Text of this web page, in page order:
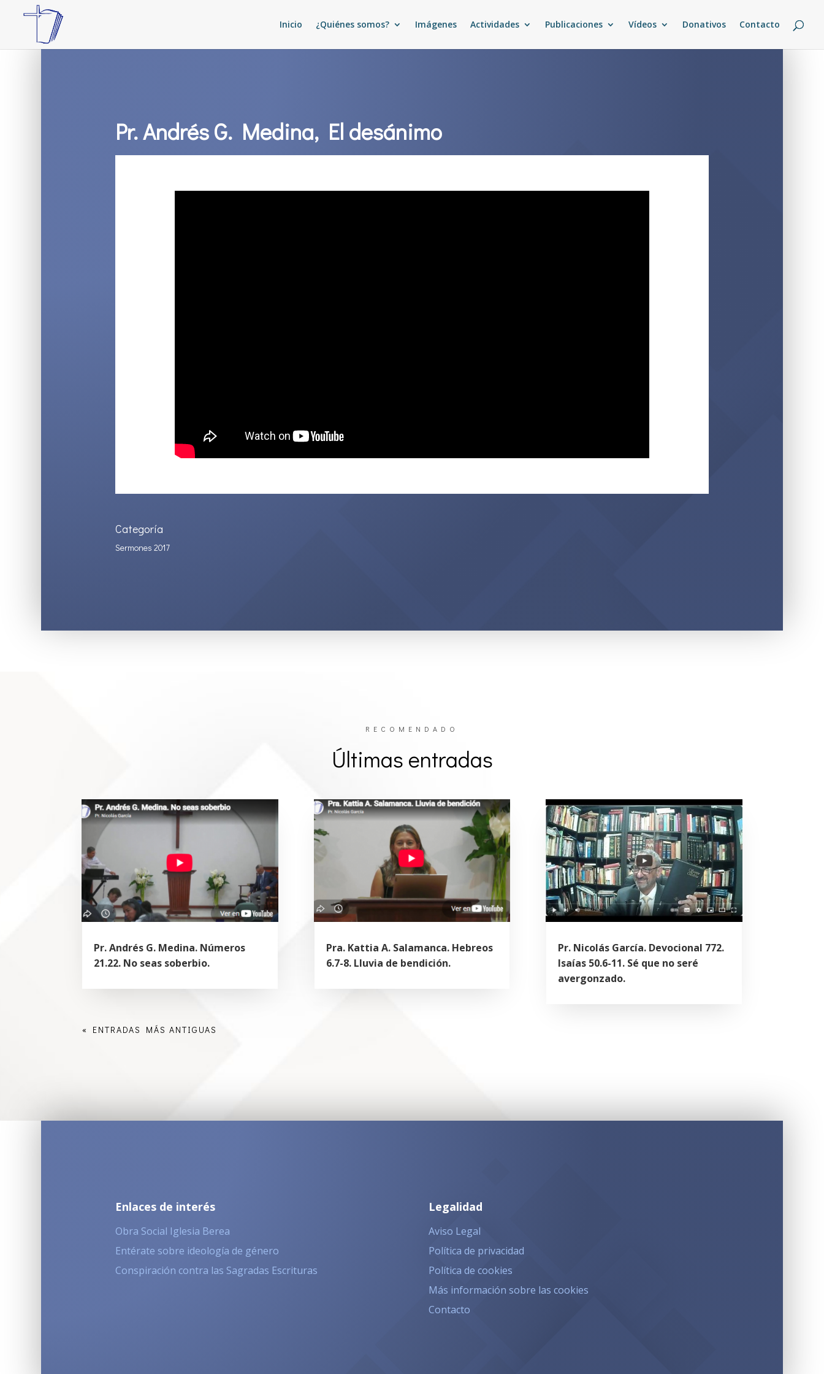
Inicio ¿Quiénes somos? Imágenes Actividades Publicaciones Vídeos Donativos Contacto
Pr. Andrés G. Medina, El desánimo
Categoría
Sermones 2017
RECOMENDADO
Últimas entradas
Pr. Andrés G. Medina. Números
21.22. No seas soberbio.
Pra. Kattia A. Salamanca. Hebreos
6.7-8. Lluvia de bendición.
Pr. Nicolás García. Devocional 772.
Isaías 50.6-11. Sé que no seré
avergonzado.
« ENTRADAS MÁS ANTIGUAS
Enlaces de interés
Obra Social Iglesia Berea
Entérate sobre ideología de género
Conspiración contra las Sagradas Escrituras
Legalidad
Aviso Legal
Política de privacidad
Política de cookies
Más información sobre las cookies
Contacto